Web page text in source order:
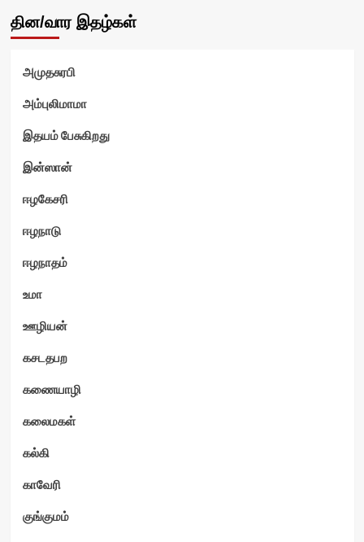
தின/வார இதழ்கள்
அமுதசுரபி
அம்புலிமாமா
இதயம் பேசுகிறது
இன்ஸான்
ஈழகேசரி
ஈழநாடு
ஈழநாதம்
உமா
ஊழியன்
கசடதபற
கணையாழி
கலைமகள்
கல்கி
காவேரி
குங்குமம்